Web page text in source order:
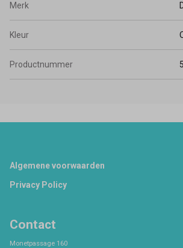
Merk
Kleur
Productnummer
Footer
Algemene voorwaarden
Privacy Policy
Contact
Monetpassage 160